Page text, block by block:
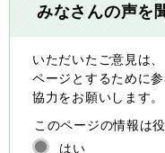
みなさんの声を
いただいたご意見は
ページとするために
協力をお願いします。
このページの情報は
はい